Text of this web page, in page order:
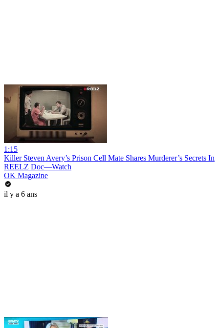
1:15
Killer Steven Avery’s Prison Cell Mate Shares Murderer’s Secrets In
REELZ Doc—Watch
OK Magazine
il y a 6 ans